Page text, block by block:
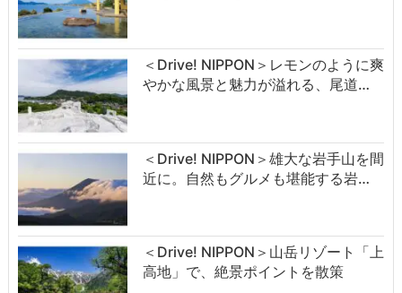
＜Drive! NIPPON＞レモンのように爽
やかな風景と魅力が溢れる、尾道…
＜Drive! NIPPON＞雄大な岩手山を間
近に。自然もグルメも堪能する岩…
＜Drive! NIPPON＞山岳リゾート「上
高地」で、絶景ポイントを散策